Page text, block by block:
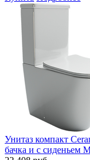
Унитаз компакт
бачка и с сиденьем